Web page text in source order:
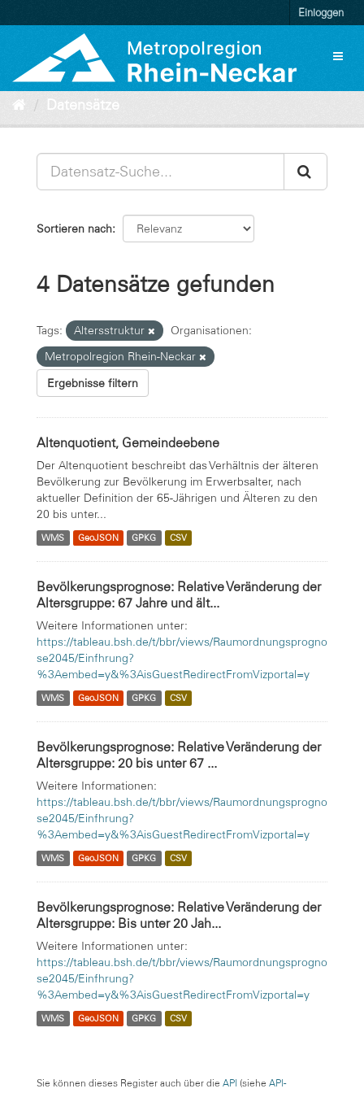
zum
Einloggen
Datensätze
Sortieren nach
4 Datensätze gefunden
Tags: Altersstruktur
Organisationen:
Metropolregion Rhein-Neckar
Ergebnisse filtern
Altenquotient, Gemeindeebene
Der Altenquotient beschreibt das Verhältnis der älteren
Bevölkerung zur Bevölkerung im Erwerbsalter, nach
aktueller Definition der 65-Jährigen und Älteren zu den
20 bis unter...
WMS GeoJSON GPKG CSV
Bevölkerungsprognose: Relative Veränderung der
Altersgruppe: 67 Jahre und ält...
Weitere Informationen unter:
https://tableau.bsh.de/t/bbr/views/Raumordnungsprogno
se2045/Einfhrung?
%3Aembed=y&%3AisGuestRedirectFromVizportal=y
WMS GeoJSON GPKG CSV
Bevölkerungsprognose: Relative Veränderung der
Altersgruppe: 20 bis unter 67 ...
Weitere Informationen:
https://tableau.bsh.de/t/bbr/views/Raumordnungsprogno
se2045/Einfhrung?
%3Aembed=y&%3AisGuestRedirectFromVizportal=y
WMS GeoJSON GPKG CSV
Bevölkerungsprognose: Relative Veränderung der
Altersgruppe: Bis unter 20 Jah...
Weitere Informationen unter:
https://tableau.bsh.de/t/bbr/views/Raumordnungsprogno
se2045/Einfhrung?
%3Aembed=y&%3AisGuestRedirectFromVizportal=y
WMS GeoJSON GPKG CSV
Sie können dieses Register auch über die API (siehe API-